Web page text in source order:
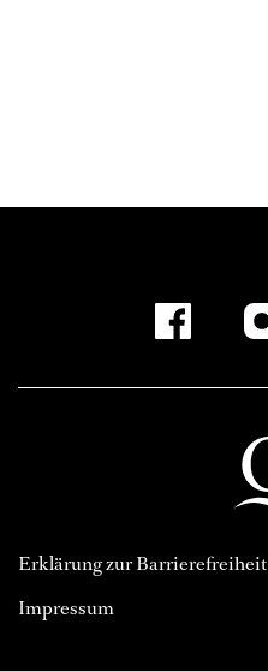
Erklärung zur Barrierefreiheit
Impressum